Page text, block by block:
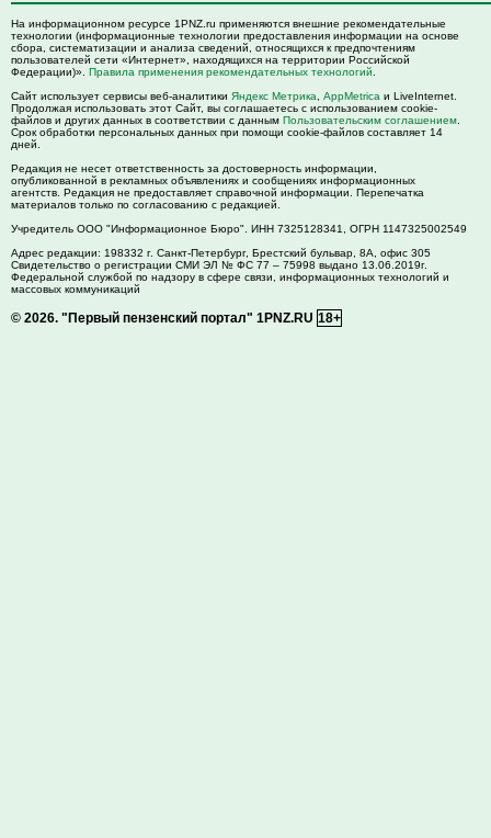
На информационном ресурсе 1PNZ.ru применяются внешние рекомендательные
технологии (информационные технологии предоставления информации на основе
сбора, систематизации и анализа сведений, относящихся к предпочтениям
пользователей сети «Интернет», находящихся на территории Российской
Федерации)». Правила применения рекомендательных технологий
Сайт использует сервисы веб-аналитики Яндекс Метрика AppMetrica и LiveInternet.
Продолжая использовать этот Сайт, вы соглашаетесь с использованием cookie-
файлов и других данных в соответствии с данным Пользовательским соглашением
Срок обработки персональных данных при помощи cookie-файлов составляет 14
дней.
Редакция не несет ответственность за достоверность информации,
опубликованной в рекламных объявлениях и сообщениях информационных
агентств. Редакция не предоставляет справочной информации. Перепечатка
материалов только по согласованию с редакцией.
Учредитель ООО "Информационное Бюро". ИНН 7325128341, ОГРН 1147325002549
Адрес редакции: 198332 г. Санкт-Петербург, Брестский бульвар, 8А, офис 305
Свидетельство о регистрации СМИ ЭЛ № ФС 77 – 75998 выдано 13.06.2019г.
Федеральной службой по надзору в сфере связи, информационных технологий и
массовых коммуникаций
© 2026. "Первый пензенский портал" 1PNZ.RU 18+